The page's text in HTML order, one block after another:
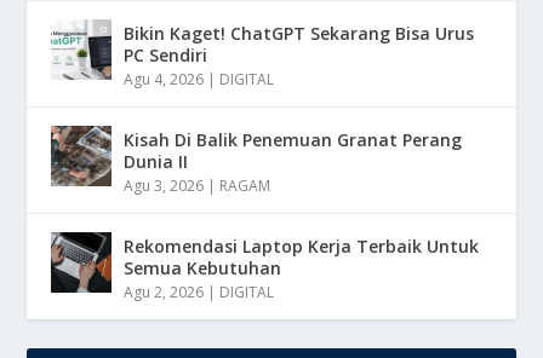
Bikin Kaget! ChatGPT Sekarang Bisa Urus
PC Sendiri
Agu 4, 2026 | DIGITAL
Kisah Di Balik Penemuan Granat Perang
Dunia II
Agu 3, 2026 | RAGAM
Rekomendasi Laptop Kerja Terbaik Untuk
Semua Kebutuhan
Agu 2, 2026 | DIGITAL